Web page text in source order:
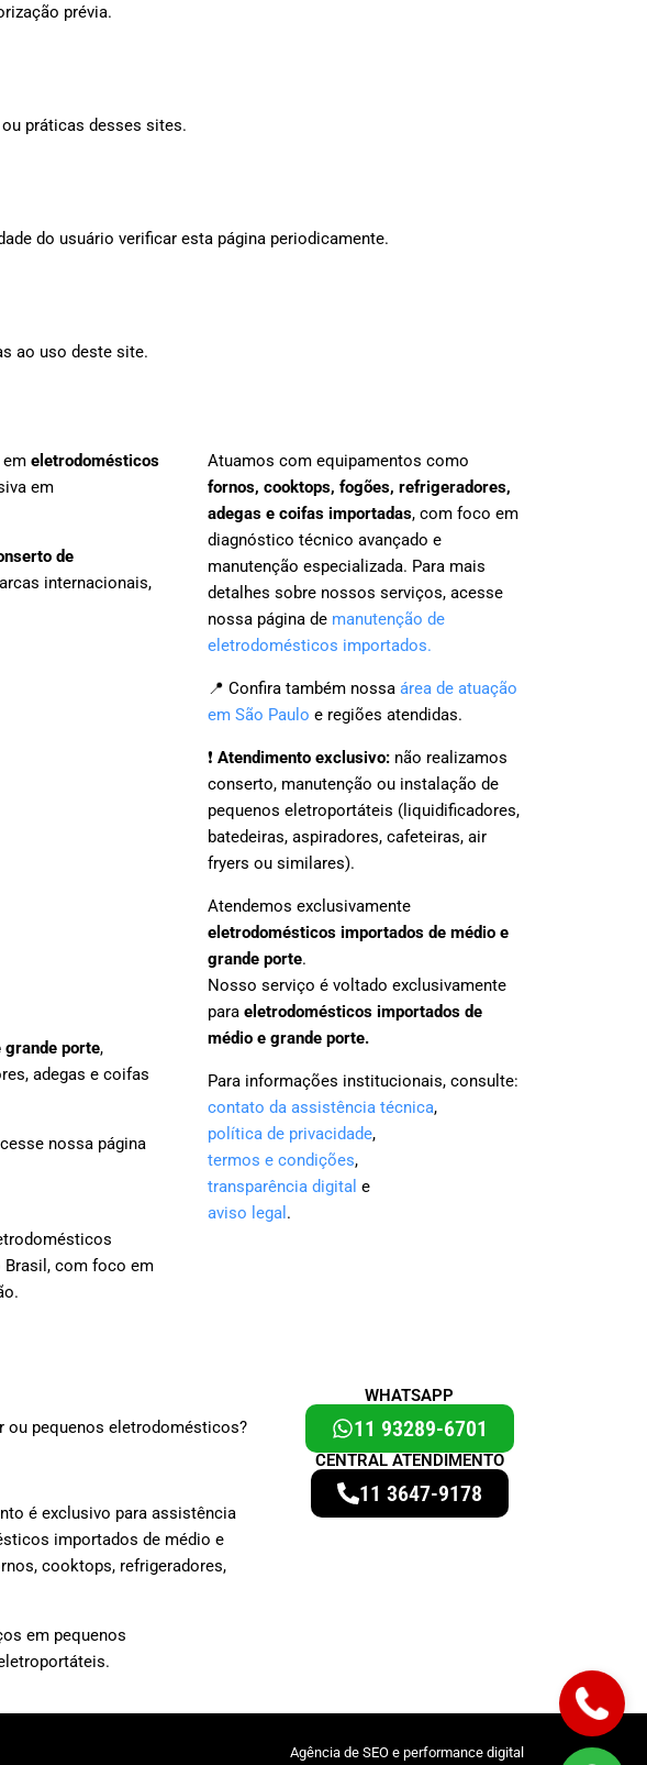
prévia.
práticas desses sites.
do usuário verificar esta página periodicamente.
ao uso deste site.
eletrodomésticos
em
de
internacionais,
grande porte,
adegas e coifas
nossa página
Brasil, com foco em
Atuamos com equipamentos como
fornos, cooktops, fogões, refrigeradores,
adegas e coifas importadas, com foco em
diagnóstico técnico avançado e
manutenção especializada. Para mais
detalhes sobre nossos serviços, acesse
nossa página de manutenção de
eletrodomésticos importados.
📍 Confira também nossaárea de atuação
em São Paulo e regiões atendidas.
❗Atendimento exclusivo: não realizamos
conserto, manutenção ou instalação de
pequenos eletroportáteis (liquidificadores,
batedeiras, aspiradores, cafeteiras, air
fryers ou similares).
Atendemos exclusivamente
eletrodomésticos importados de médio e
grande porte.
Nosso serviço é voltado exclusivamente
paraeletrodomésticos importados de
médio e grande porte.
Para informações institucionais, consulte:
contato da assistência técnica,
política de privacidade,
termos e condições,
transparência digital e
aviso legal .
ou pequenos eletrodomésticos?
é exclusivo para assistência
importados de médio e
cooktops, refrigeradores,
em pequenos
WHATSAPP
11 93289-6701
CENTRAL ATENDIMENTO
11 3647-9178
Agência de SEO e performance digital